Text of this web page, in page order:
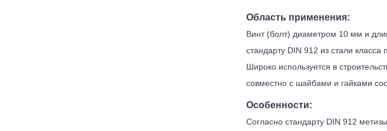
Область применения:
Винт (болт) диаметром 10 мм и
стандарту DIN 912 из стали класса
Широко используется в
совместно с шайбами и гайками
Особенности:
Согласно стандарту DIN 912